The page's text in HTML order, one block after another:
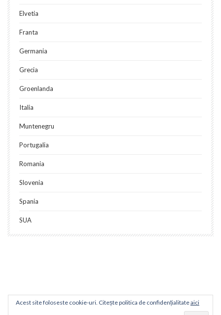
Elvetia
Franta
Germania
Grecia
Groenlanda
Italia
Muntenegru
Portugalia
Romania
Slovenia
Spania
SUA
Acest site foloseste cookie-uri. Citește politica de confidențialitateaici